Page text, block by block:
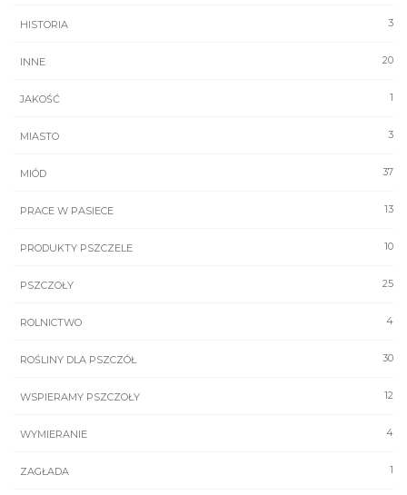
3
HISTORIA
20
INNE
1
JAKOŚĆ
3
MIASTO
37
MIÓD
13
PRACE W PASIECE
10
PRODUKTY PSZCZELE
25
PSZCZOŁY
4
ROLNICTWO
30
ROŚLINY DLA PSZCZÓŁ
12
WSPIERAMY PSZCZOŁY
4
WYMIERANIE
1
ZAGŁADA